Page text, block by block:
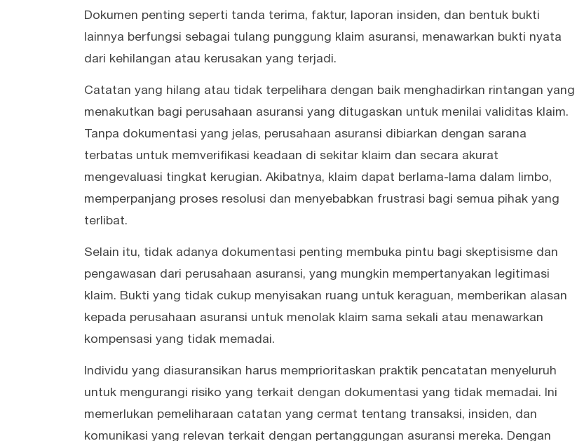
Dokumen penting seperti tanda terima, faktur, laporan insiden, dan bentuk bukti
lainnya berfungsi sebagai tulang punggung klaim asuransi, menawarkan bukti nyata
dari kehilangan atau kerusakan yang terjadi.
Catatan yang hilang atau tidak terpelihara dengan baik menghadirkan rintangan yang
menakutkan bagi perusahaan asuransi yang ditugaskan untuk menilai validitas klaim.
Tanpa dokumentasi yang jelas, perusahaan asuransi dibiarkan dengan sarana
terbatas untuk memverifikasi keadaan di sekitar klaim dan secara akurat
mengevaluasi tingkat kerugian. Akibatnya, klaim dapat berlama-lama dalam limbo,
memperpanjang proses resolusi dan menyebabkan frustrasi bagi semua pihak yang
terlibat.
Selain itu, tidak adanya dokumentasi penting membuka pintu bagi skeptisisme dan
pengawasan dari perusahaan asuransi, yang mungkin mempertanyakan legitimasi
klaim. Bukti yang tidak cukup menyisakan ruang untuk keraguan, memberikan alasan
kepada perusahaan asuransi untuk menolak klaim sama sekali atau menawarkan
kompensasi yang tidak memadai.
Individu yang diasuransikan harus memprioritaskan praktik pencatatan menyeluruh
untuk mengurangi risiko yang terkait dengan dokumentasi yang tidak memadai. Ini
memerlukan pemeliharaan catatan yang cermat tentang transaksi, insiden, dan
komunikasi yang relevan terkait dengan pertanggungan asuransi mereka. Dengan